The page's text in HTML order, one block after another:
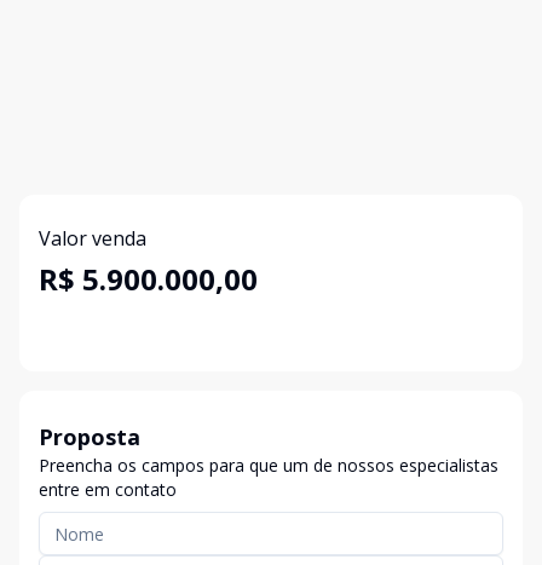
Valor venda
R$ 5.900.000,00
Proposta
Preencha os campos para que um de nossos especialistas
entre em contato